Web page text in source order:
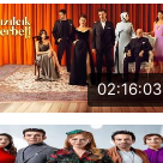
02:16:03